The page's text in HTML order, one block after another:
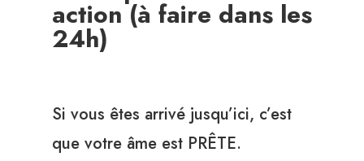
action (à faire dans les
24h)
Si vous êtes arrivé jusqu’ici, c’est
que votre âme est PRÊTE.